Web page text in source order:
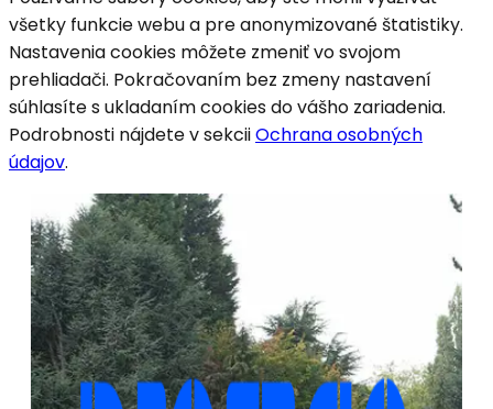
všetky funkcie webu a pre anonymizované štatistiky.
Nastavenia cookies môžete zmeniť vo svojom
prehliadači. Pokračovaním bez zmeny nastavení
súhlasíte s ukladaním cookies do vášho zariadenia.
Podrobnosti nájdete v sekciiOchrana osobných
údajov.